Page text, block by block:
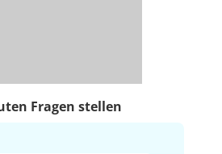
Fragen stellen